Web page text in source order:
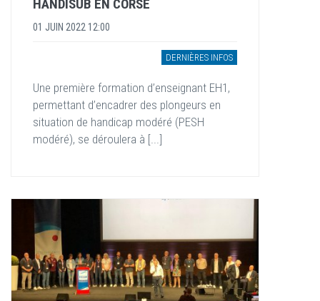
HANDISUB EN CORSE
01 JUIN 2022 12:00
DERNIÈRES INFOS
Une première formation d’enseignant EH1,
permettant d’encadrer des plongeurs en
situation de handicap modéré (PESH
modéré), se déroulera à [...]